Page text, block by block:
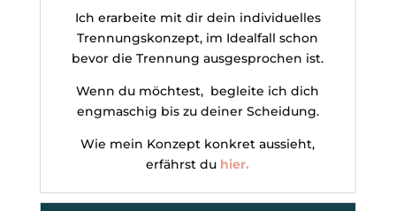
Ich erarbeite mit dir dein individuelles
Trennungskonzept, im Idealfall schon
bevor die Trennung ausgesprochen ist.
Wenn du möchtest, begleite ich dich
engmaschig bis zu deiner Scheidung.
Wie mein Konzept konkret aussieht,
erfährst du hier.